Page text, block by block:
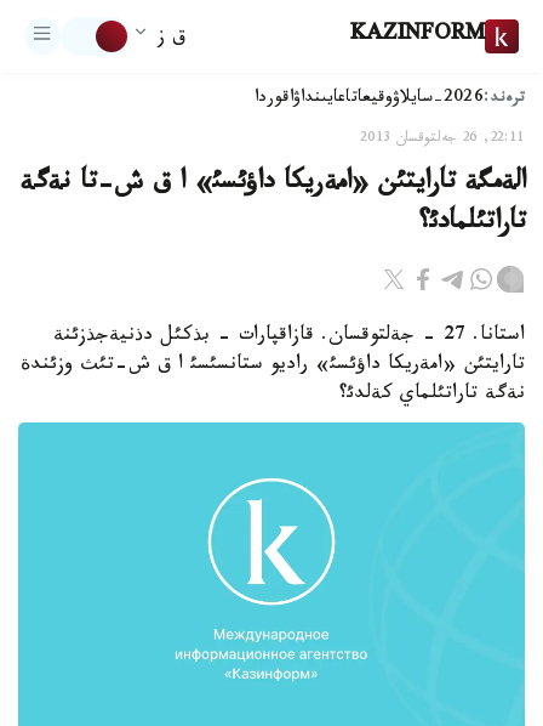
KAZINFORM ق ز
ترەند:2026-سايلاۋ وقيعاتاعايىنداۋاقوردا
22:11, 26 جەلتوقسان 2013
الةمگة تارايتئن «امةريكا داؤئسئ» ا ق ش-تا نةگة
تاراتئلمادئ؟
استانا. 27 - جةلتوقسان. قازاقپارات - بذكئل دذنيةجذزئنة
تارايتئن «امةريكا داؤئسئ» راديو ستانسئسئ ا ق ش-تئث وزئندة
نةگة تاراتئلماي كةلدئ؟